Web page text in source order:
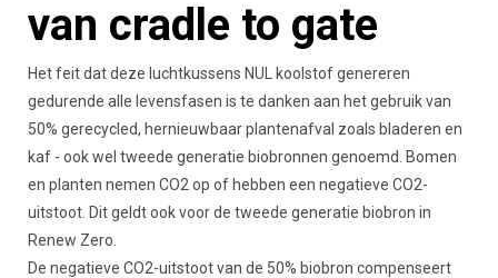
van cradle to gate
Het feit dat deze luchtkussens NUL koolstof genereren
gedurende alle levensfasen is te danken aan het gebruik van
50% gerecycled, hernieuwbaar plantenafval zoals bladeren en
kaf - ook wel tweede generatie biobronnen genoemd. Bomen
en planten nemen CO2 op of hebben een negatieve CO2-
uitstoot. Dit geldt ook voor de tweede generatie biobron in
Renew Zero.
De negatieve CO2-uitstoot van de 50% biobron compenseert